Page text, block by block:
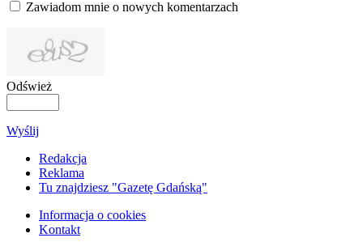
Zawiadom mnie o nowych komentarzach
Odśwież
Wyślij
Redakcja
Reklama
Tu znajdziesz "Gazetę Gdańską"
Informacja o cookies
Kontakt